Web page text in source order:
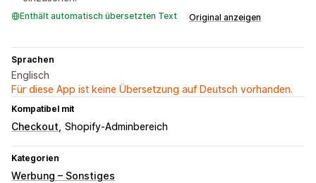
Enthält automatisch übersetzten Text Original anzeigen
Sprachen
Englisch
Für diese App ist keine Übersetzung auf Deutsch vorhanden.
Kompatibel mit
Checkout Shopify-Adminbereich
Kategorien
Werbung – Sonstiges